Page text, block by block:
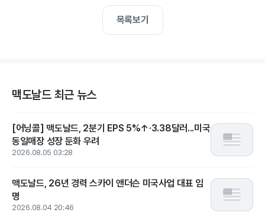
목록보기
맥도날드 최근 뉴스
[어닝콜] 맥도날드, 2분기 EPS 5%↑·3.38달러...미국
동일매장 성장 둔화 우려
2026.08.05 03:28
맥도날드, 26년 경력 스카이 앤더슨 미국사업 대표 임
명
2026.08.04 20:46